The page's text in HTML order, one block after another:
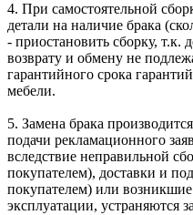
4. При самостоятельной
детали на наличие брака
- приостановить сборку, т.к.
возврату и обмену не
гарантийного срока
мебели.
5. Замена брака
подачи рекламационного
вследствие неправильной
покупателем), доставки и
покупателем) или
эксплуатации, устраняются